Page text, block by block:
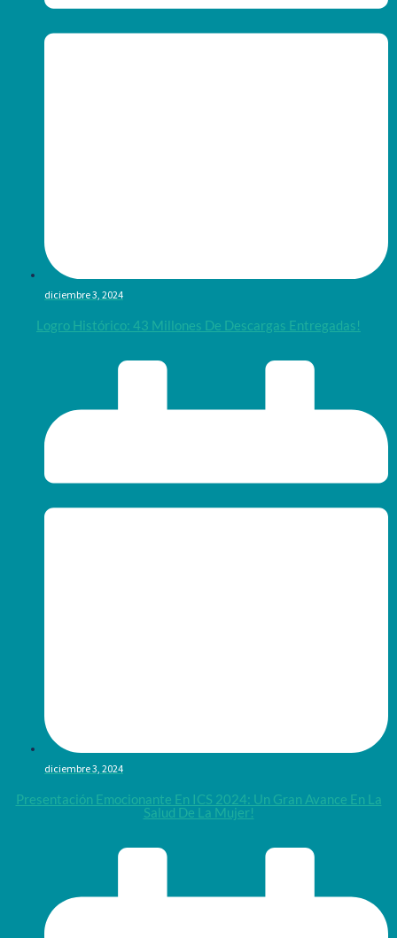
diciembre 3, 2024
Logro Histórico: 43 Millones De Descargas Entregadas!
diciembre 3, 2024
Presentación Emocionante En ICS 2024: Un Gran Avance En La
Salud De La Mujer!